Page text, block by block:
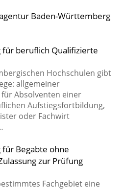
Baden-Württemberg
für beruflich Qualifizierte
Hochschulen gibt
allgemeiner
Absolventen einer
Aufstiegsfortbildung,
oder Fachwirt
für Begabte ohne
zur Prüfung
Fachgebiet eine